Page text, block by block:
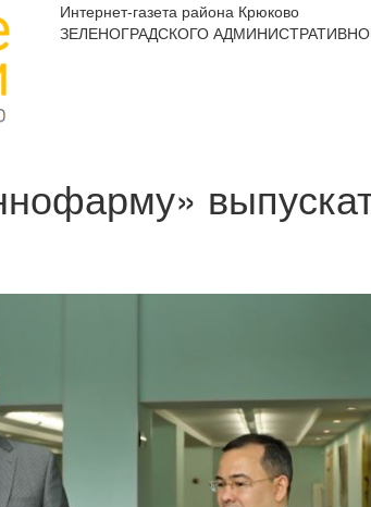
Интернет-газета района Крюково
ЗЕЛЕНОГРАДСКОГО